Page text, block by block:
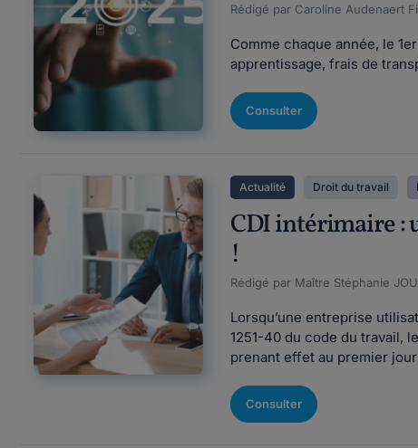
Rédigé par Caroline Audenaert
Comme chaque année, le
apprentissage, frais de
Consulter
Actualité Droit du travail
CDI intérimaire :
!
Rédigé par Maître Stéphanie
Lorsqu’une entreprise
1251-40 du code du travail,
prenant effet au premier
Consulter